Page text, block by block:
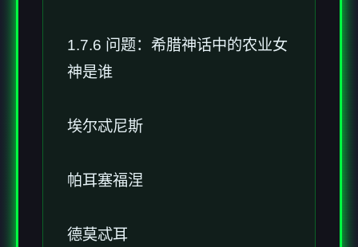
1.7.6 问题：希腊神话中的农业女
神是谁
埃尔忒尼斯
帕耳塞福涅
德莫忒耳